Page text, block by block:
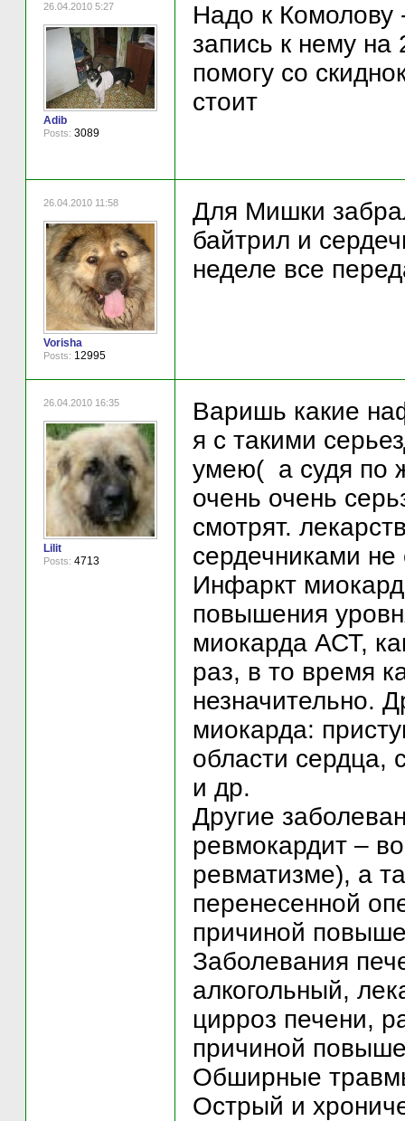
26.04.2010 5:27
Adib
Posts: 3089
Надо к Комолову
запись к нему на
помогу со
стоит
26.04.2010 11:58
Vorisha
Posts: 12995
Для Мишки
байтрил и
неделе все
26.04.2010 16:35
Lilit
Posts: 4713
Варишь какие
я с такими
умею( а судя по
очень очень
смотрят.
сердечниками не
Инфаркт
повышения
миокарда АСТ,
раз, в то время
незначительно.
миокарда:
области сердца,
и др.
Другие
ревмокардит –
ревматизме), а
перенесенной
причиной
Заболевания
алкогольный,
цирроз печени,
причиной
Обширные
Острый и